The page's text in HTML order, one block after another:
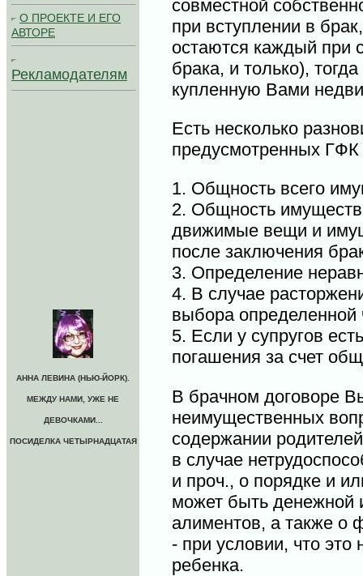
О ПРОЕКТЕ И ЕГО
АВТОРЕ
Рекламодателям
АННА ЛЕВИНА (НЬЮ-ЙОРК).
МЕЖДУ НАМИ, УЖЕ НЕ
ДЕВОЧКАМИ...
ПОСИДЕЛКА ЧЕТЫРНАДЦАТАЯ
совместной
при вступлении в
остаются каждый при
брака, и только),
купленную Вами
Есть несколько
предусмотренных ГФК
1. Общность всего
2. Общность
движимые вещи и
после заключения
3. Определение
4. В случае
выбора определенной
5. Если у супругов
погашения за счет
В брачном договоре
неимущественных
содержании
в случае
и проч., о порядке и
может быть денежной
алиментов, а также о
- при условии, что
ребенка.